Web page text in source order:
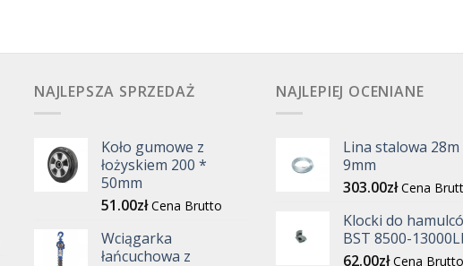
NAJLEPSZA SPRZEDAŻ
Koło gumowe z
łożyskiem 200 *
50mm
51.00zł Cena Brutto
Wciągarka
łańcuchowa z
NAJLEPIEJ OCENIANE
Lina stalowa 28m
9mm
303.00zł Cena
Klocki do
BST 8500-
62.00zł Cena Brutto